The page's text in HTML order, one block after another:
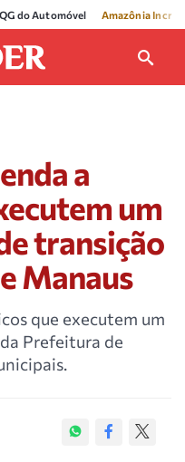
QG do Automóvel Amazônia
a
um
transição
Manaus
que executem um
Prefeitura de